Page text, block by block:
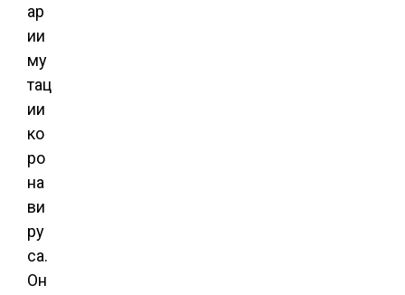
ар
ии
му
тац
ии
ко
ро
на
ви
ру
са.
Он